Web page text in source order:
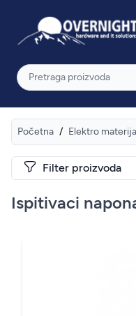
Overnight
Pretraga
Početna / Elektro
Filter proizvoda
Ispitivaci